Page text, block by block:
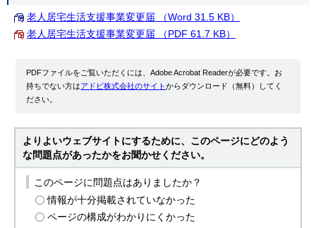
老人居宅生活支援事業変更届 （Word 31.5 KB）
老人居宅生活支援事業変更届 （PDF 61.7 KB）
PDFファイルをご覧いただくには、Adobe Acrobat Readerが必要です。お
持ちでない方はアドビ株式会社のサイトからダウンロード（無料）してく
ださい。
よりよいウェブサイトにするために、このページにどのよう
な問題点があったかをお聞かせください。
このページに問題点はありましたか？
情報が十分掲載されていなかった
ページの構成がわかりにくかった